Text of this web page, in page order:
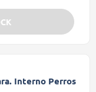
Interno Perros